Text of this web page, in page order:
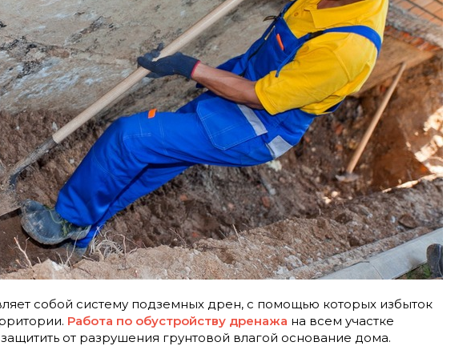
собой систему подземных дрен, с помощью которых избыток
Работа по обустройству дренажа на всем участке
от разрушения грунтовой влагой основание дома.